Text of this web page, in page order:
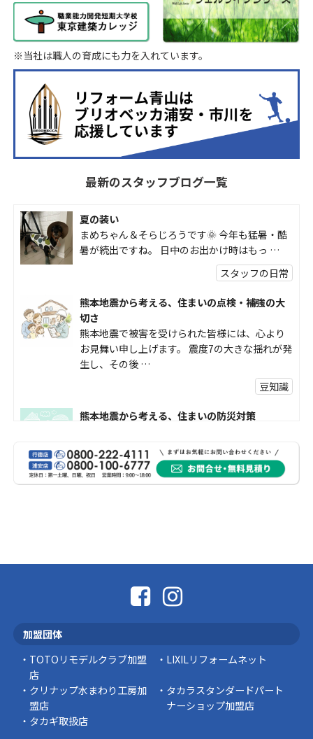
※当社は職人の育成にも力を入れています。
最新のスタッフブログ一覧
夏の装い
まめちゃん＆そらじろうです🌞 今年も猛暑・酷
暑が続出ですね。 日中のお出かけ時はもっ …
スタッフの日常
熊本地震から考える、住まいの点検・補強の大
切さ
熊本地震で被害を受けられた皆様には、心より
お見舞い申し上げます。 震度7の大きな揺れが発
生し、その後 …
豆知識
熊本地震から考える、住まいの防災対策
受けられた皆様に、心よりお見舞い申し上げま
す。 今回の地震 …
社長コラム
スタッフの日常
加盟団体
TOTOリモデルクラブ加盟
店
LIXILリフォームネット
クリナップ水まわり工房加
盟店
タカラスタンダードパート
ナーショップ加盟店
タカギ取扱店